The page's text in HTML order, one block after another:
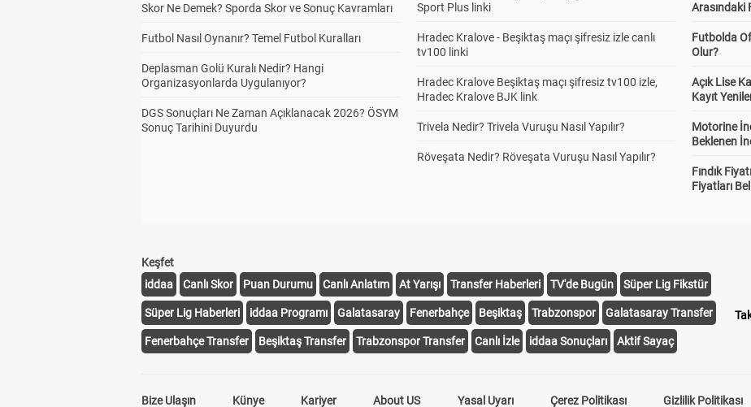
Skor Ne Demek? Sporda Skor ve Sonuç Kavramları
Futbol Nasıl Oynanır? Temel Futbol Kuralları
Deplasman Golü Kuralı Nedir? Hangi
Organizasyonlarda Uygulanıyor?
DGS Sonuçları Ne Zaman Açıklanacak 2026? ÖSYM
Sonuç Tarihini Duyurdu
Sport Plus linki
Hradec Kralove - Beşiktaş maçı şifresiz izle canlı
tv100 linki
Hradec Kralove Beşiktaş maçı şifresiz tv100 izle,
Hradec Kralove BJK link
Trivela Nedir? Trivela Vuruşu Nasıl Yapılır?
Röveşata Nedir? Röveşata Vuruşu Nasıl Yapılır?
Arasındaki
Futbolda
Olur?
Açık Lise
Kayıt
Motorine
Beklenen
Fındık
Fiyatları
Keşfet
iddaa
Canlı Skor Puan Durumu Canlı Anlatım At Yarışı Transfer Haberleri TV'de Bugün Süper Lig Fikstür
Süper Lig Haberleri iddaa Programı Galatasaray Fenerbahçe Beşiktaş Trabzonspor Galatasaray Transfer
Fenerbahçe Transfer Beşiktaş Transfer Trabzonspor Transfer Canlı İzle iddaa Sonuçları Aktif Sayaç
Bize Ulaşın Künye Kariyer About US Yasal Uyarı Çerez Politikası Gizlilik Politikası